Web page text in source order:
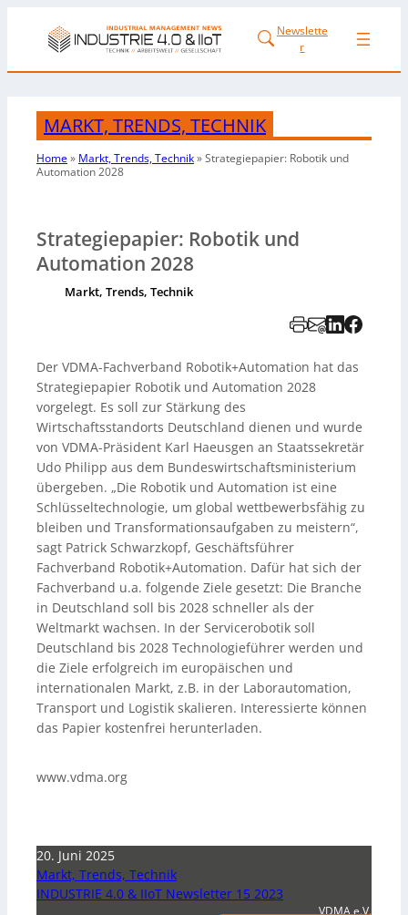
Newslette
r
MARKT, TRENDS, TECHNIK
Home» Markt, Trends, Technik»Strategiepapier: Robotik und
Automation 2028
Strategiepapier: Robotik und
Automation 2028
Markt, Trends, Technik
Der VDMA-Fachverband Robotik+Automation hat das
Strategiepapier Robotik und Automation 2028
vorgelegt. Es soll zur Stärkung des
Wirtschaftsstandorts Deutschland dienen und wurde
von VDMA-Präsident Karl Haeusgen an Staatssekretär
Udo Philipp aus dem Bundeswirtschaftsministerium
übergeben. „Die Robotik und Automation ist eine
Schlüsseltechnologie, um global wettbewerbsfähig zu
bleiben und Transformationsaufgaben zu meistern“,
sagt Patrick Schwarzkopf, Geschäftsführer
Fachverband Robotik+Automation. Dafür hat sich der
Fachverband u.a. folgende Ziele gesetzt: Die Branche
in Deutschland soll bis 2028 schneller als der
Weltmarkt wachsen. In der Servicerobotik soll
Deutschland bis 2028 Technologieführer werden und
die Ziele erfolgreich im europäischen und
internationalen Markt, z.B. in der Laborautomation,
Transport und Logistik skalieren. Interessierte können
das Papier kostenfrei herunterladen.
www.vdma.org
20. Juni 2025
Markt, Trends, Technik
INDUSTRIE 4.0 & IIoT Newsletter 15 2023
VDMA e.V.